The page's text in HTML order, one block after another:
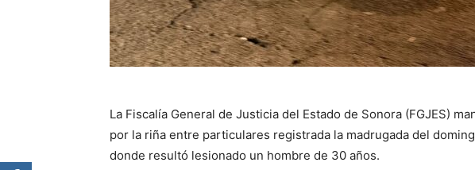
La Fiscalía General de Justicia del Estado de Sonora (FGJES)
por la riña entre particulares registrada la madrugada del
donde resultó lesionado un hombre de 30 años.